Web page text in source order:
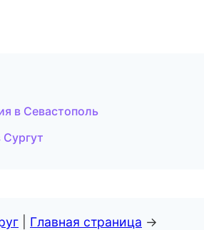
в Севастополь
Главная страница →